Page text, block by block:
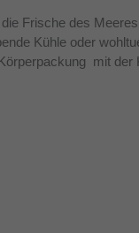
Frische des
Kühle oder
mit der